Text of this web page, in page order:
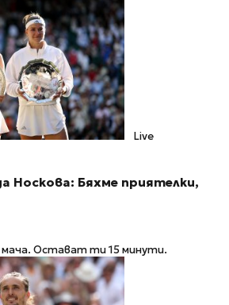
Live
Носкова: Бяхме приятелки,
мача. Остават ти 15 минути.